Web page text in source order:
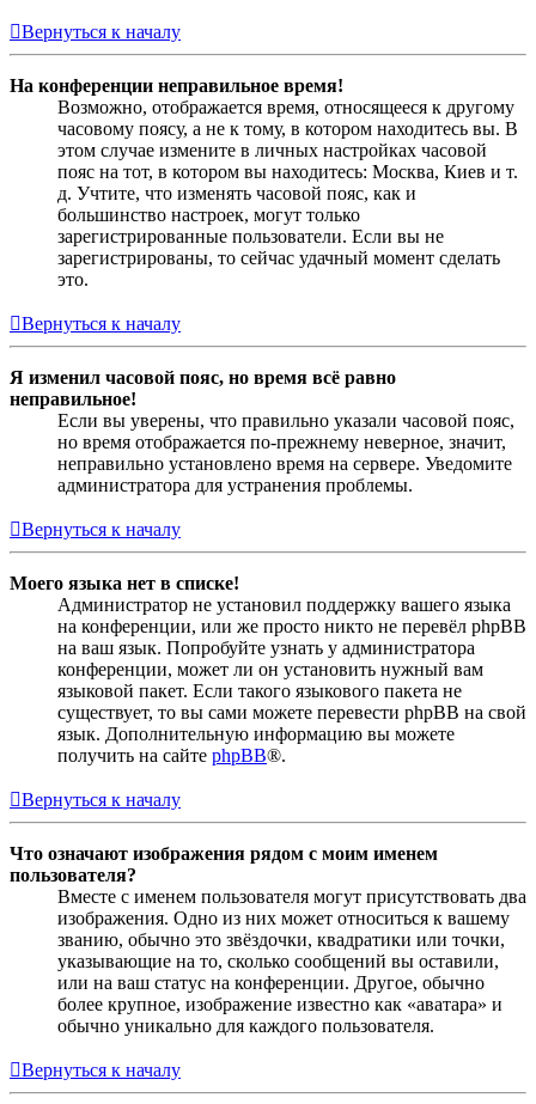
Вернуться к началу
На конференции неправильное время!
Возможно, отображается время, относящееся к другому
часовому поясу, а не к тому, в котором находитесь вы. В
этом случае измените в личных настройках часовой
пояс на тот, в котором вы находитесь: Москва, Киев и т.
д. Учтите, что изменять часовой пояс, как и
большинство настроек, могут только
зарегистрированные пользователи. Если вы не
зарегистрированы, то сейчас удачный момент сделать
это.
Вернуться к началу
Я изменил часовой пояс, но время всё равно
неправильное!
Если вы уверены, что правильно указали часовой пояс,
но время отображается по-прежнему неверное, значит,
неправильно установлено время на сервере. Уведомите
администратора для устранения проблемы.
Вернуться к началу
Моего языка нет в списке!
Администратор не установил поддержку вашего языка
на конференции, или же просто никто не перевёл phpBB
на ваш язык. Попробуйте узнать у администратора
конференции, может ли он установить нужный вам
языковой пакет. Если такого языкового пакета не
существует, то вы сами можете перевести phpBB на свой
язык. Дополнительную информацию вы можете
получить на сайте phpBB®.
Вернуться к началу
Что означают изображения рядом с моим именем
пользователя?
Вместе с именем пользователя могут присутствовать два
изображения. Одно из них может относиться к вашему
званию, обычно это звёздочки, квадратики или точки,
указывающие на то, сколько сообщений вы оставили,
или на ваш статус на конференции. Другое, обычно
более крупное, изображение известно как «аватара» и
обычно уникально для каждого пользователя.
Вернуться к началу